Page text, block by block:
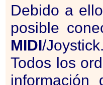
Debido a
posible
MIDI/Joystick.
Todos los